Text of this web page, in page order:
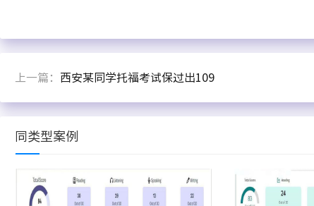
上一篇： 西安某同学托福考试保过出109
同类型案例